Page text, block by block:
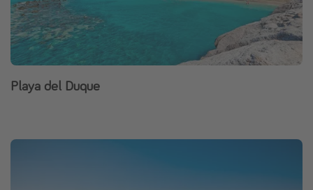
Playa del Duque